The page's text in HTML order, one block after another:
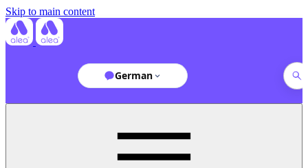
Skip to main content
German